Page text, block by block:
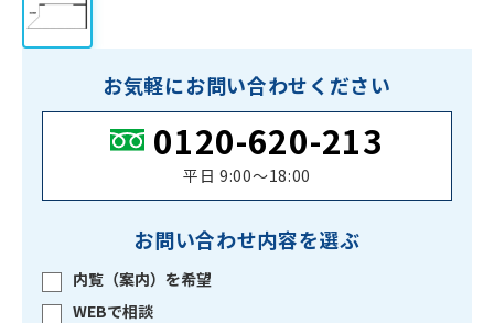
お気軽にお問い合わせください
0120-620-213
平日 9:00〜18:00
お問い合わせ内容を選ぶ
内覧（案内）を希望
WEBで相談